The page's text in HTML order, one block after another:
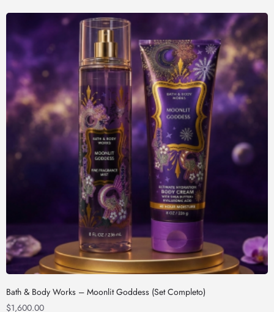
Bath & Body Works – Moonlit Goddess (Set Completo)
$1,600.00